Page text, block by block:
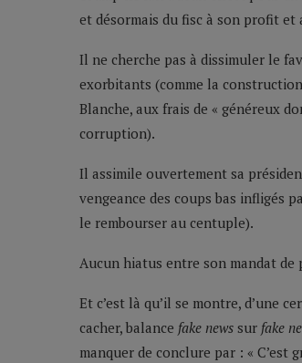
et désormais du fisc à son profit et
Il ne cherche pas à dissimuler le
exorbitants (comme la
Blanche, aux frais de « généreux
corruption).
Il assimile ouvertement sa
vengeance des coups bas infligés
le rembourser au centuple).
Aucun hiatus entre son mandat de
Et c’est là qu’il se montre, d’une
cacher, balance fake news sur fake
manquer de conclure par : « C’est